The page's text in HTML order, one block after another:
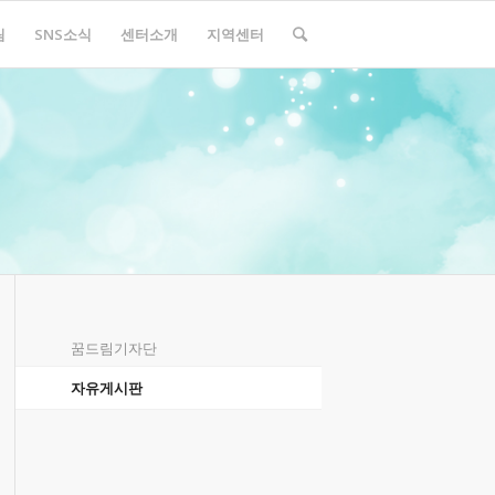
SNS소식 센터소개 지역센터
꿈드림기자단
자유게시판